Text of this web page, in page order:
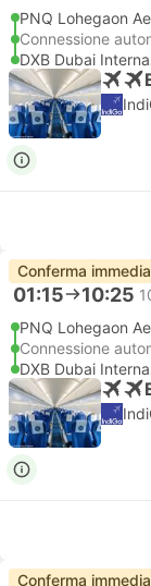
PNQ Lohegaon
Connessione
DXB Dubai
Conferma
01:15 10:25
PNQ Lohegaon
Connessione
DXB Dubai
Conferma